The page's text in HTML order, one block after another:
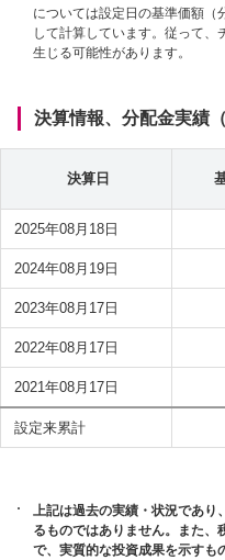
については設定日の基準価額（
して計算しています。従って
生じる可能性があります。
決算情報、分配金実績（
決算日
2025年08月18日
2024年08月19日
2023年08月17日
2022年08月17日
2021年08月17日
設定来累計
上記は過去の実績・状況であり
るものではありません。また、
で、実質的な投資成果を示すも